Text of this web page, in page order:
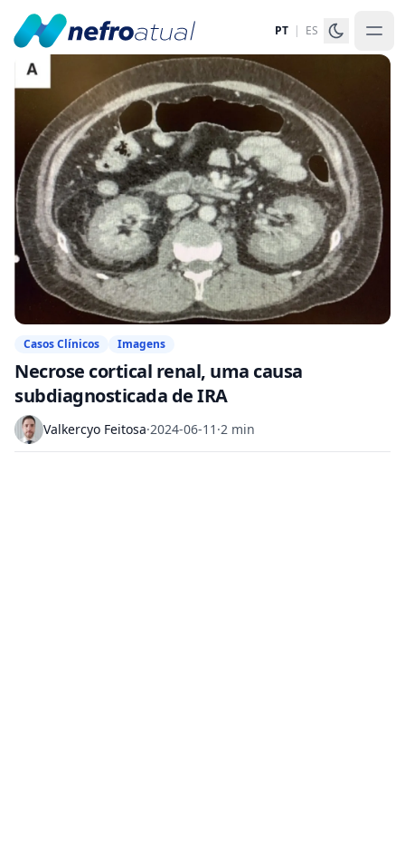
PT | ES
Casos Clínicos Imagens
Necrose cortical renal, uma causa
subdiagnosticada de IRA
Valkercyo Feitosa·2024-06-11 ·2 min